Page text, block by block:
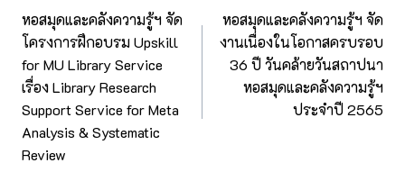
หอสมุดและคลังความรู้ฯ จัด
โครงการฝึกอบรม Upskill
for MU Library Service
เรื่อง Library Research
Support Service for Meta
Analysis & Systematic
Review
หอสมุดและคลังความรู้ฯ จัด
งานเนื่องในโอกาสครบรอบ
36 ปี วันคล้ายวันสถาปนา
หอสมุดและคลังความรู้ฯ
ประจำปี 2565